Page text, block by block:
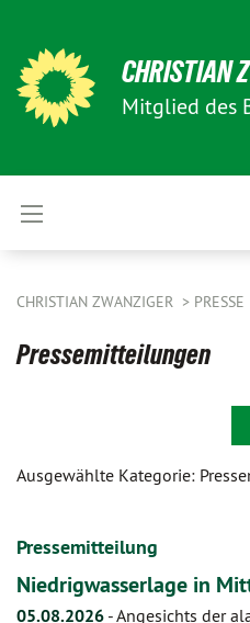
CHRISTIAN
Mitglied des
CHRISTIAN ZWANZIGER PRESSE
Pressemitteilungen
Ausgewählte Kategorie:
Pressemitteilung
Niedrigwasserlage in
05.08.2026 -Angesichts der